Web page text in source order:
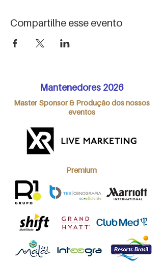
Compartilhe esse evento
Mantenedores 2026
Master Sponsor & Produção dos nossos
eventos
Premium